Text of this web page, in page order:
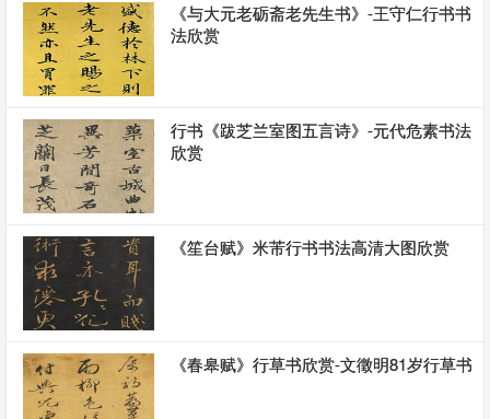
《与大元老砺斋老先生书》-王守仁行书书
法欣赏
行书《跋芝兰室图五言诗》-元代危素书法
欣赏
《笙台赋》米芾行书书法高清大图欣赏
《春皋赋》行草书欣赏-文徵明81岁行草书